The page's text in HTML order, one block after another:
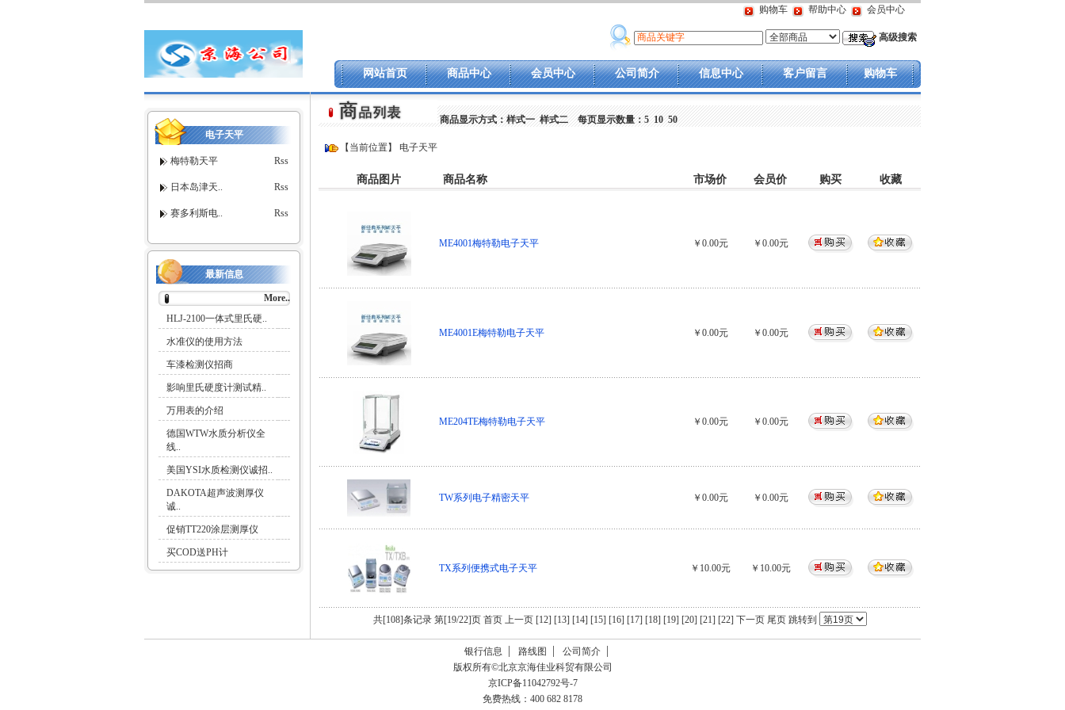
购物车 帮助中心 会员中心
高级搜索
网站首页 商品中心 会员中心 公司简介 信息中心 客户留言 购物车
电子天平
梅特勒天平 Rss
日本岛津天.. Rss
赛多利斯电.. Rss
最新信息
More..
HLJ-2100一体式里氏硬..
水准仪的使用方法
车漆检测仪招商
影响里氏硬度计测试精..
万用表的介绍
德国WTW水质分析仪全
线..
美国YSI水质检测仪诚招..
DAKOTA超声波测厚仪
诚..
促销TT220涂层测厚仪
买COD送PH计
商品显示方式：样式一 样式二每页显示数量：5 10 50
【当前位置】 电子天平
商品图片 商品名称 市场价 会员价 购买 收藏
ME4001梅特勒电子天平 ￥0.00元 ￥0.00元
ME4001E梅特勒电子天平 ￥0.00元 ￥0.00元
ME204TE梅特勒电子天平 ￥0.00元 ￥0.00元
TW系列电子精密天平 ￥0.00元 ￥0.00元
TX系列便携式电子天平 ￥10.00元 ￥10.00元
共[108]条记录 第[19/22]页 首页 上一页 [12] [13] [14] [15] [16] [17] [18] [19] [20] [21] [22] 下一页 尾页 跳转到
银行信息 路线图
公司简介
版权所有©北京京海佳业科贸有限公司
京ICP备11042792号-7
免费热线：400 682 8178